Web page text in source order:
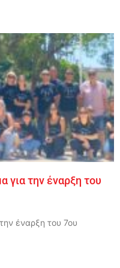
για την έναρξη του
έναρξη του 7ου